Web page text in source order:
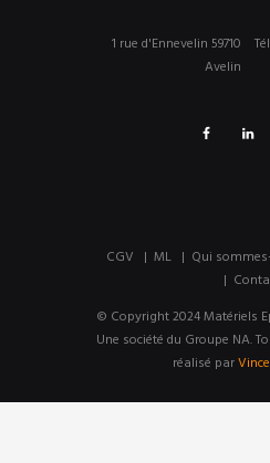
1 rue d'Ennevelin 59710
Avelin
CGV ML Qui
© Copyright 2024 Matériels
Une société du Groupe NA.
réalisé par